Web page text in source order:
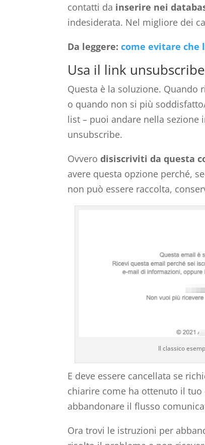
contatti da inserire nei
indesiderata. Nel migliore dei
Da leggere:come evitare che
Usa il link
Questa è la soluzione.
o quando non si più
list – puoi andare nella sezione
unsubscribe.
Ovverodisiscriviti da questa
avere questa opzione perché,
non può essere raccolta,
Il classico
E deve essere cancellata se
chiarire come ha ottenuto il
abbandonare il flusso
Ora trovi le istruzioni per